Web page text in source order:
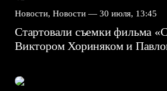
Новости, Новости — 30 июля, 13:45
Стартовали съемки фильма
Виктором Хориняком и